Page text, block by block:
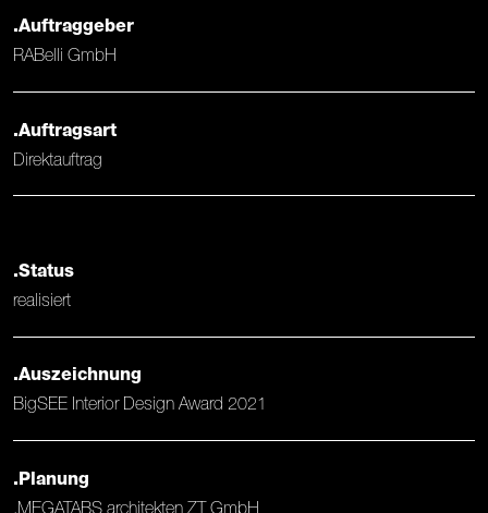
.Auftraggeber
RABelli GmbH
.Auftragsart
Direktauftrag
.Status
realisiert
.Auszeichnung
BigSEE Interior Design Award 2021
.Planung
.MEGATABS architekten ZT GmbH